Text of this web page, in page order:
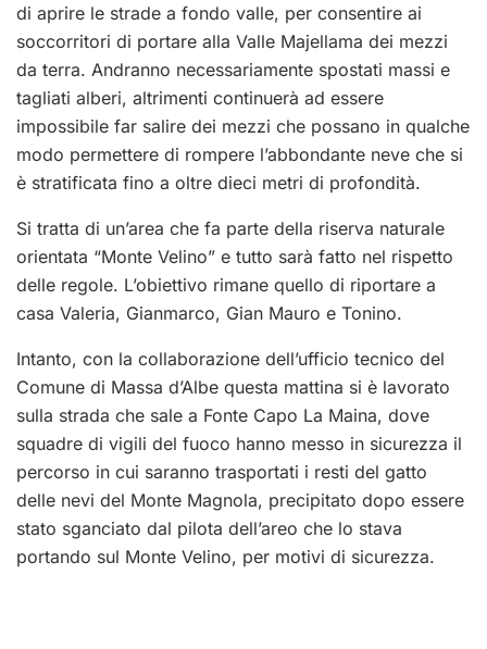
di aprire le strade a fondo valle, per consentire ai
soccorritori di portare alla Valle Majellama dei mezzi
da terra. Andranno necessariamente spostati massi e
tagliati alberi, altrimenti continuerà ad essere
impossibile far salire dei mezzi che possano in qualche
modo permettere di rompere l’abbondante neve che si
è stratificata fino a oltre dieci metri di profondità.
Si tratta di un’area che fa parte della riserva naturale
orientata “Monte Velino” e tutto sarà fatto nel rispetto
delle regole. L’obiettivo rimane quello di riportare a
casa Valeria, Gianmarco, Gian Mauro e Tonino.
Intanto, con la collaborazione dell’ufficio tecnico del
Comune di Massa d’Albe questa mattina si è lavorato
sulla strada che sale a Fonte Capo La Maina, dove
squadre di vigili del fuoco hanno messo in sicurezza il
percorso in cui saranno trasportati i resti del gatto
delle nevi del Monte Magnola, precipitato dopo essere
stato sganciato dal pilota dell’areo che lo stava
portando sul Monte Velino, per motivi di sicurezza.